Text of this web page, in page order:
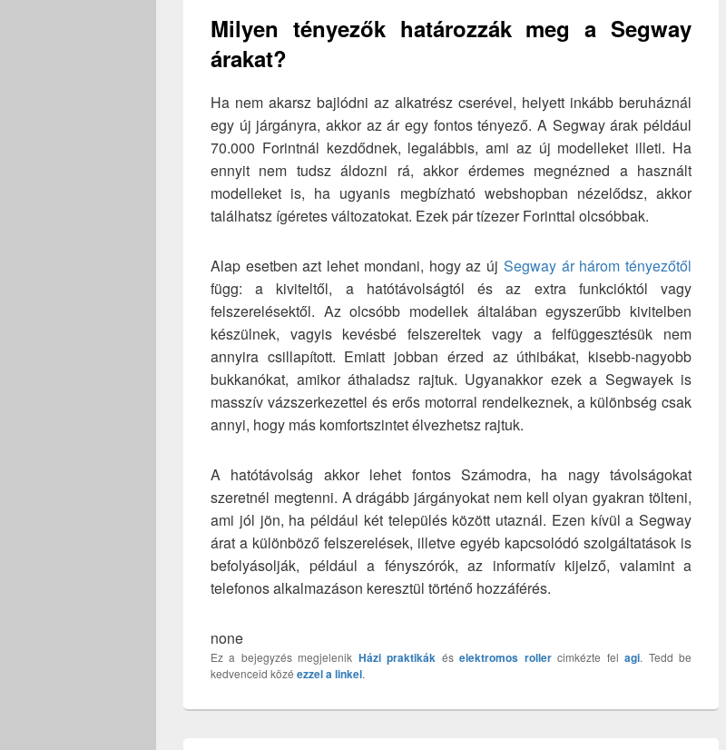
Milyen tényezők határozzák meg a Segway
árakat?
Ha nem akarsz bajlódni az alkatrész cserével, helyett inkább beruháznál
egy új járgányra, akkor az ár egy fontos tényező. A Segway árak például
70.000 Forintnál kezdődnek, legalábbis, ami az új modelleket illeti. Ha
ennyit nem tudsz áldozni rá, akkor érdemes megnézned a használt
modelleket is, ha ugyanis megbízható webshopban nézelődsz, akkor
találhatsz ígéretes változatokat. Ezek pár tízezer Forinttal olcsóbbak.
Alap esetben azt lehet mondani, hogy az új Segway ár három tényezőtől
függ: a kiviteltől, a hatótávolságtól és az extra funkcióktól vagy
felszerelésektől. Az olcsóbb modellek általában egyszerűbb kivitelben
készülnek, vagyis kevésbé felszereltek vagy a felfüggesztésük nem
annyira csillapított. Emiatt jobban érzed az úthibákat, kisebb-nagyobb
bukkanókat, amikor áthaladsz rajtuk. Ugyanakkor ezek a Segwayek is
masszív vázszerkezettel és erős motorral rendelkeznek, a különbség csak
annyi, hogy más komfortszintet élvezhetsz rajtuk.
A hatótávolság akkor lehet fontos Számodra, ha nagy távolságokat
szeretnél megtenni. A drágább járgányokat nem kell olyan gyakran tölteni,
ami jól jön, ha például két település között utaznál. Ezen kívül a Segway
árat a különböző felszerelések, illetve egyéb kapcsolódó szolgáltatások is
befolyásolják, például a fényszórók, az informatív kijelző, valamint a
telefonos alkalmazáson keresztül történő hozzáférés.
none
Ez a bejegyzés megjelenik Házi praktikák éselektromos rollercimkézte felagi. Tedd be
kedvenceid közé ezzel a linkel.